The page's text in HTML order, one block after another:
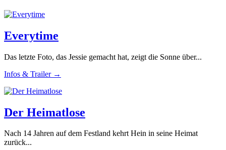
Everytime
Das letzte Foto, das Jessie gemacht hat, zeigt die Sonne über...
Infos & Trailer →
Der Heimatlose
Nach 14 Jahren auf dem Festland kehrt Hein in seine Heimat
zurück...